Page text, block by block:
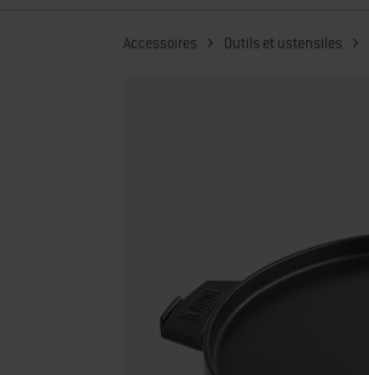
Accessoires Outils et ustensiles